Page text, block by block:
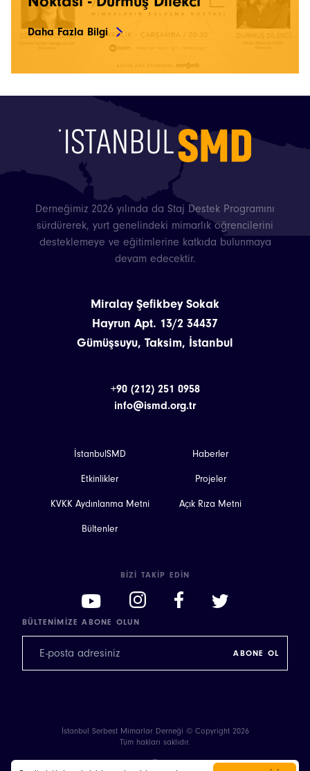
Daha Fazla Bilgi
Derneğimiz 2026 yılında da Staj Destek Programını
sürdürerek, yurt genelindeki mimarlık öğrencilerini
desteklemeye ve eğitimlerine katkıda bulunmaya
devam edecektir.
Miralay Şefikbey Sokak
Hayrun Apt. 13/2 34437
Gümüşsuyu, Taksim, İstanbul
+90 (212) 251 0958
info@ismd.org.tr
İstanbulSMD Haberler
Etkinlikler Projeler
KVKK Aydınlanma Metni Açık Rıza Metni
Bültenler
BIZI TAKIP EDIN
BÜLTENIMIZE ABONE OLUN
İstanbul Serbest Mimarlar Derneği © Copyright 2026
Tüm hakları saklıdır.